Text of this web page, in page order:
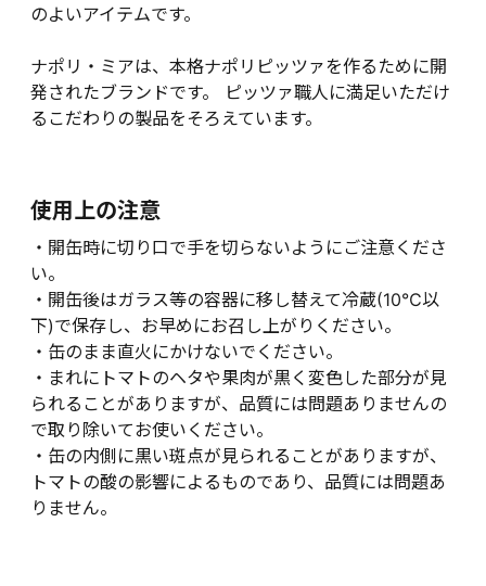
のよいアイテムです。
ナポリ・ミアは、本格ナポリピッツァを作るために開
発されたブランドです。 ピッツァ職人に満足いただけ
るこだわりの製品をそろえています。
使用上の注意
・開缶時に切り口で手を切らないようにご注意くださ
い。
・開缶後はガラス等の容器に移し替えて冷蔵(10℃以
下)で保存し、お早めにお召し上がりください。
・缶のまま直火にかけないでください。
・まれにトマトのヘタや果肉が黒く変色した部分が見
られることがありますが、品質には問題ありませんの
で取り除いてお使いください。
・缶の内側に黒い斑点が見られることがありますが、
トマトの酸の影響によるものであり、品質には問題あ
りません。